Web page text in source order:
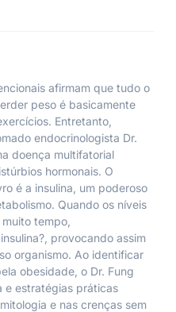
afirmam que tudo o
peso é basicamente
Entretanto,
endocrinologista Dr.
doença multifatorial
hormonais. O
é a insulina, um poderoso
Quando os níveis
tempo,
provocando assim
organismo. Ao identificar
obesidade, o Dr. Fung
e estratégias práticas
e nas crenças sem